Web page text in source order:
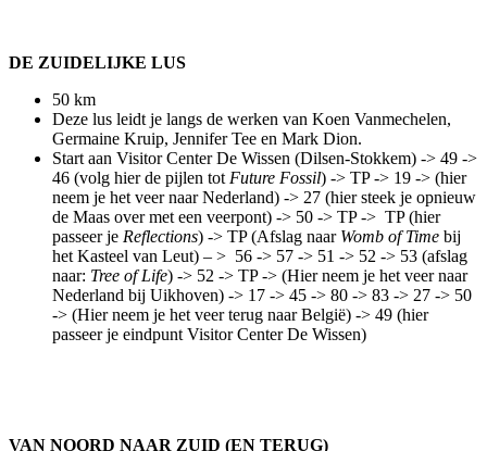
DE ZUIDELIJKE LUS
50 km
Deze lus leidt je langs de werken van Koen Vanmechelen,
Germaine Kruip, Jennifer Tee en Mark Dion.
Start aan Visitor Center De Wissen (Dilsen-Stokkem) -> 49 ->
46 (volg hier de pijlen tot Future Fossil) -> TP -> 19 -> (hier
neem je het veer naar Nederland) -> 27 (hier steek je opnieuw
de Maas over met een veerpont) -> 50 -> TP -> TP (hier
passeer je Reflections) -> TP (Afslag naar Womb of Time bij
het Kasteel van Leut) – > 56 -> 57 -> 51 -> 52 -> 53 (afslag
naar: Tree of Life) -> 52 -> TP -> (Hier neem je het veer naar
Nederland bij Uikhoven) -> 17 -> 45 -> 80 -> 83 -> 27 -> 50
-> (Hier neem je het veer terug naar België) -> 49 (hier
passeer je eindpunt Visitor Center De Wissen)
VAN NOORD NAAR ZUID (EN TERUG)